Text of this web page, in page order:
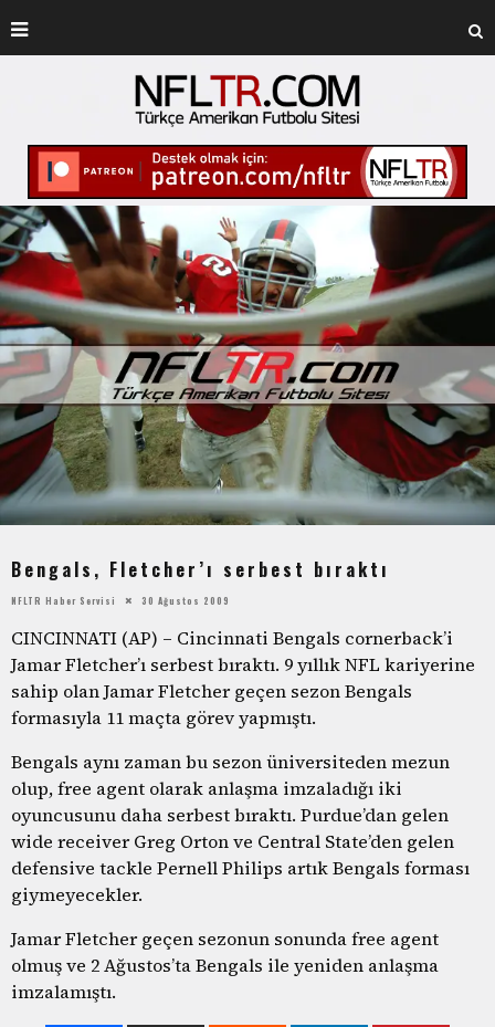
Bengals, Fletcher’ı serbest bıraktı
NFLTR Haber Servisi 30 Ağustos 2009
CINCINNATI (AP) – Cincinnati Bengals cornerback’i
Jamar Fletcher’ı serbest bıraktı. 9 yıllık NFL kariyerine
sahip olan Jamar Fletcher geçen sezon Bengals
formasıyla 11 maçta görev yapmıştı.
Bengals aynı zaman bu sezon üniversiteden mezun
olup, free agent olarak anlaşma imzaladığı iki
oyuncusunu daha serbest bıraktı. Purdue’dan gelen
wide receiver Greg Orton ve Central State’den gelen
defensive tackle Pernell Philips artık Bengals forması
giymeyecekler.
Jamar Fletcher geçen sezonun sonunda free agent
olmuş ve 2 Ağustos’ta Bengals ile yeniden anlaşma
imzalamıştı.